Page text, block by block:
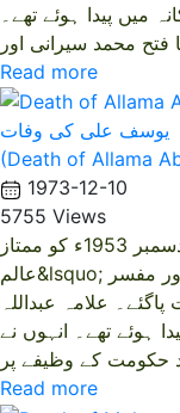
میں پیدا ہوئے تھے۔
Read more
یوسف علی کی وفات
(Death of Allama
1973-12-10
5755 Views
علامہ عبداللہ یوسف علی ٭10 دسمبر 1953ء کو ممتاز
عالم&lsquo; ادیب اور قرآن پاک کے انگریزی مترجم اور مفسر
علامہ عبداللہ
میں پیدا ہوئے تھے۔ انہوں نے
Read more